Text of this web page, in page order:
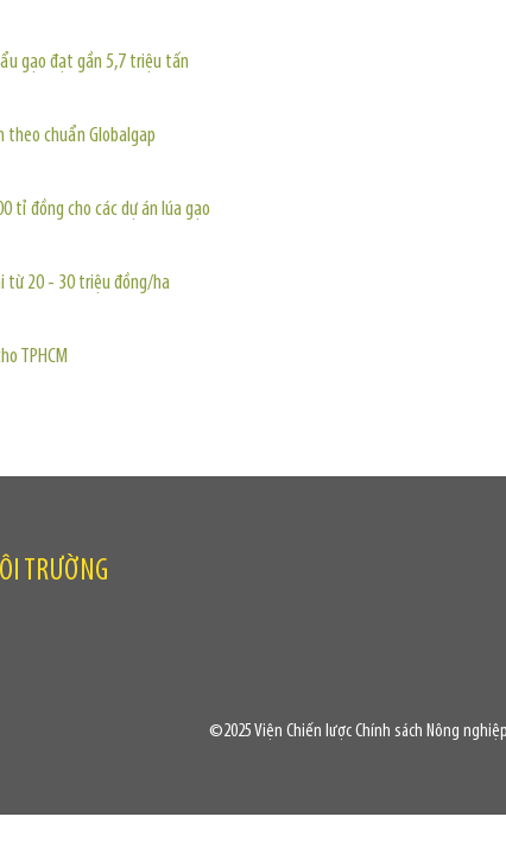
gạo đạt gần 5,7 triệu tấn
theo chuẩn Globalgap
tỉ đồng cho các dự án lúa gạo
từ 20 - 30 triệu đồng/ha
TPHCM
TRƯỜNG
©2025 Viện Chiến lược Chính sách Nông